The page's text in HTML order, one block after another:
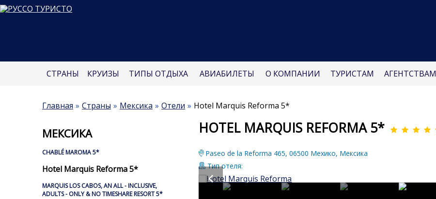
СТРАНЫ КРУИЗЫ ТИПЫ ОТДЫХА АВИАБИЛЕТЫ О КОМПАНИИ ТУРИСТАМ АГЕНТСТВАМ
Главная Страны Мексика Отели Hotel Marquis Reforma 5*
HOTEL MARQUIS REFORMA 5*
Paseo de la Reforma 465, 06500 Мехико, Мексика
Тип отеля:
МЕКСИКА
CHABLÉ MAROMA 5*
Hotel Marquis Reforma 5*
MARQUIS LOS CABOS, AN ALL - INCLUSIVE,
ADULTS - ONLY & NO TIMESHARE RESORT 5*